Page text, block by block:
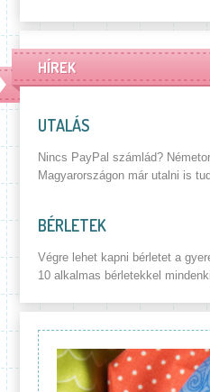
HÍREK
UTALÁS
Nincs PayPal számlád?
Magyarországon már utalni is
BÉRLETEK
Végre lehet kapni bérletet a
10 alkalmas bérletekkel